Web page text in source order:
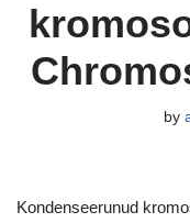
by
Kondenseerunud